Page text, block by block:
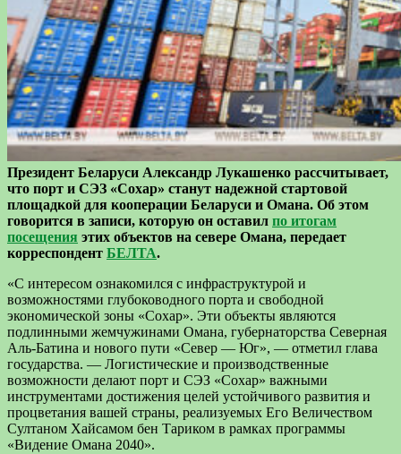
Президент Беларуси Александр Лукашенко рассчитывает,
что порт и СЭЗ «Сохар» станут надежной стартовой
площадкой для кооперации Беларуси и Омана. Об этом
говорится в записи, которую он оставил по итогам
посещения этих объектов на севере Омана, передает
корреспондент БЕЛТА.
«С интересом ознакомился с инфраструктурой и
возможностями глубоководного порта и свободной
экономической зоны «Сохар». Эти объекты являются
подлинными жемчужинами Омана, губернаторства Северная
Аль-Батина и нового пути «Север — Юг», — отметил глава
государства. — Логистические и производственные
возможности делают порт и СЭЗ «Сохар» важными
инструментами достижения целей устойчивого развития и
процветания вашей страны, реализуемых Его Величеством
Султаном Хайсамом бен Тариком в рамках программы
«Видение Омана 2040».